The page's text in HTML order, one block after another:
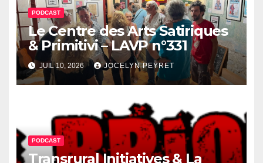
PODCAST
Le Centre des Arts Satiriques
& Primitivi – LAVP n°331
JUIL 10, 2026 JOCELYN PEYRET
PODCAST
Transrural Initiatives & La